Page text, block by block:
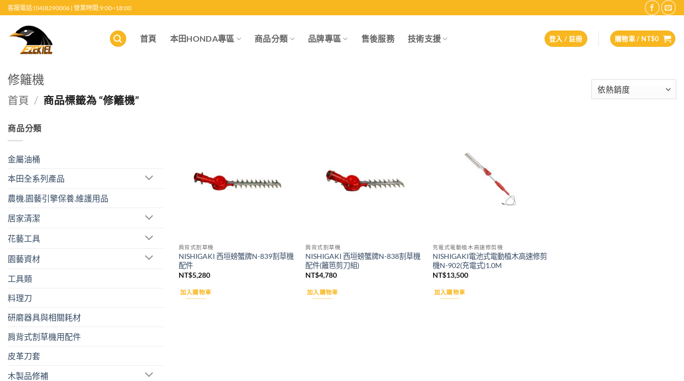
至
客服電話:(04)8290006 | 營業時間:9:00~18:00
首頁 本田HONDA專區 商品分類 品牌專區 售後服務 技術支援 登入 / 註冊 購物車 / NT$0
修籬機
首頁 / 商品標籤為 “修籬機”
商品分類
金屬油桶
本田全系列產品
農機.園藝引擎保養.維護用品
居家清潔
花藝工具
園藝資材
工具類
料理刀
研磨器具與相關耗材
肩背式割草機用配件
皮革刀套
木製品修補
肩背式割草機
NISHIGAKI 西垣螃蟹牌N-839割草機
配件
NT$5,280
加入購物車
肩背式割草機
NISHIGAKI 西垣螃蟹牌N-838割草機
配件(籬笆剪刀組)
NT$4,780
加入購物車
充電式電動植木高速修剪機
NISHIGAKI電池式電動植木高速修剪
機N-902(充電式)1.0M
NT$13,500
加入購物車